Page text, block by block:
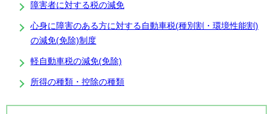
障害者に対する税の減免
心身に障害のある方に対する自動車税(種別割・環境性能割)
の減免(免除)制度
軽自動車税の減免(免除)
所得の種類・控除の種類